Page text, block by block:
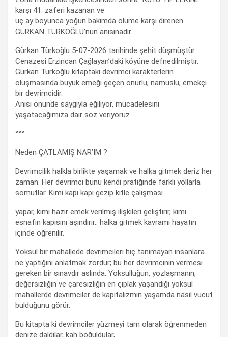
karşı 41. zaferi kazanan ve
üç ay boyunca yoğun bakımda ölüme karşı direnen
GÜRKAN TÜRKOĞLU’nun anısınadır.
Gürkan Türkoğlu 5-07-2026 tarihinde şehit düşmüştür.
Cenazesi Erzincan Çağlayan’daki köyüne defnedilmiştir.
Gürkan Türkoğlu kitaptaki devrimci karakterlerin
oluşmasında büyük emeği geçen onurlu, namuslu, emekçi
bir devrimcidir.
Anısı önünde saygıyla eğiliyor, mücadelesini
yaşatacağımıza dair söz veriyoruz.
°°°
Neden ÇATLAMIŞ NAR’IM ?
Devrimcilik halkla birlikte yaşamak ve halka gitmek deriz her
zaman. Her devrimci bunu kendi pratiğinde farklı yollarla
somutlar. Kimi kapı kapı gezip kitle çalışması
yapar, kimi hazır emek verilmiş ilişkileri geliştirir, kimi
esnafın kapısını aşındırır.. halka gitmek kavramı hayatın
içinde öğrenilir.
Yoksul bir mahallede devrimcileri hiç tanımayan insanlara
ne yaptığını anlatmak zordur; bu her devrimcinin vermesi
gereken bir sınavdır aslında. Yoksulluğun, yozlaşmanın,
değersizliğin ve çaresizliğin en çıplak yaşandığı yoksul
mahallerde devrimciler de kapitalizmin yaşamda nasıl vücut
bulduğunu görür.
Bu kitapta ki devrimciler yüzmeyi tam olarak öğrenmeden
denize daldılar, kah boğuldular,